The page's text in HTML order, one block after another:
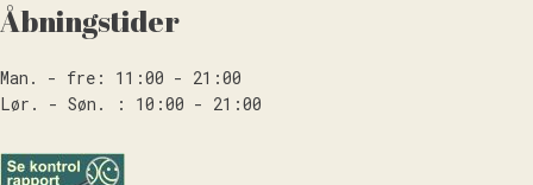
Åbningstider
Man. - fre: 11:00 - 21:00
Lør. - Søn. : 10:00 - 21:00